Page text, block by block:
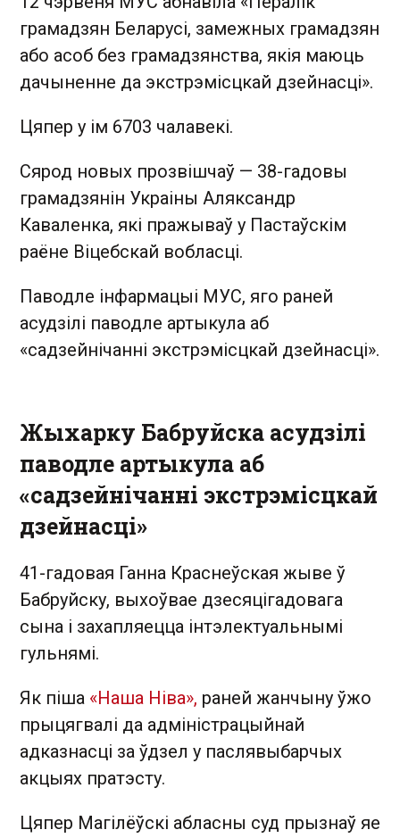
грамадзян Беларусі, замежных грамадзян
або асоб без грамадзянства, якія маюць
дачыненне да экстрэмісцкай дзейнасці».
Цяпер у ім 6703 чалавекі.
Сярод новых прозвішчаў — 38-гадовы
грамадзянін Украіны Аляксандр
Каваленка, які пражываў у Пастаўскім
раёне Віцебскай вобласці.
Паводле інфармацыі МУС, яго раней
асудзілі паводле артыкула аб
«садзейнічанні экстрэмісцкай дзейнасці».
Жыхарку Бабруйска асудзілі
паводле артыкула аб
«садзейнічанні экстрэмісцкай
дзейнасці»
41-гадовая Ганна Краснеўская жыве ў
Бабруйску, выхоўвае дзесяцігадовага
сына і захапляецца інтэлектуальнымі
гульнямі.
Як піша «Наша Ніва», раней жанчыну ўжо
прыцягвалі да адміністрацыйнай
адказнасці за ўдзел у паслявыбарчых
акцыях пратэсту.
Цяпер Магілёўскі абласны суд прызнаў яе